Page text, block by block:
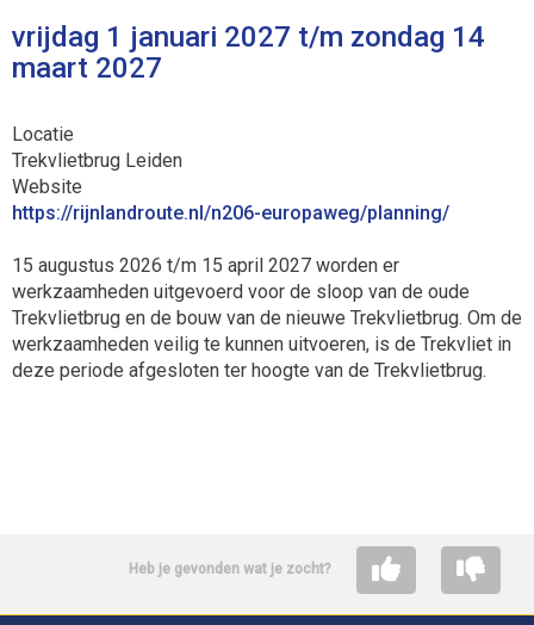
vrijdag 1 januari 2027 t/m zondag 14
maart 2027
Locatie
Trekvlietbrug Leiden
Website
https://rijnlandroute.nl/n206-europaweg/planning/
15 augustus 2026 t/m 15 april 2027 worden er
werkzaamheden uitgevoerd voor de sloop van de oude
Trekvlietbrug en de bouw van de nieuwe Trekvlietbrug. Om de
werkzaamheden veilig te kunnen uitvoeren, is de Trekvliet in
deze periode afgesloten ter hoogte van de Trekvlietbrug.
Heb je gevonden wat je zocht?